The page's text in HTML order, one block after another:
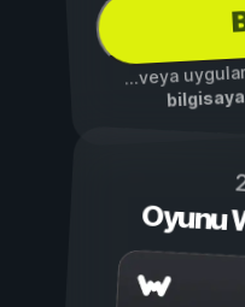
...veya
Oyunu